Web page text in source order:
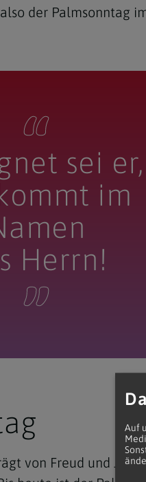
der Palmsonntag
sei er,
im
Herrn!
von Freud und
Auf